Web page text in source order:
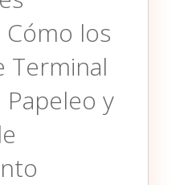
Cómo los
Terminal
Papeleo y